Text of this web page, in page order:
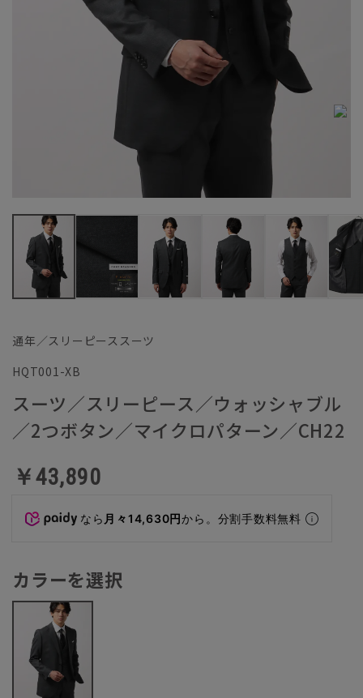
通年／スリーピーススーツ
HQT001-XB
スーツ／スリーピース／ウォッシャブル
／2つボタン／マイクロパターン／CH22
￥43,890
なら 月々14,630円から。分割手数料無料
カラーを選択